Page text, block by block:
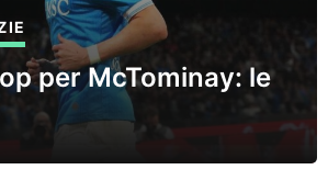
per McTominay: le